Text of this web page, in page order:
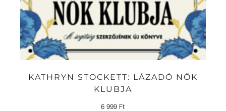
KATHRYN STOCKETT: LÁZADÓ NŐK
KLUBJA
6 999 Ft